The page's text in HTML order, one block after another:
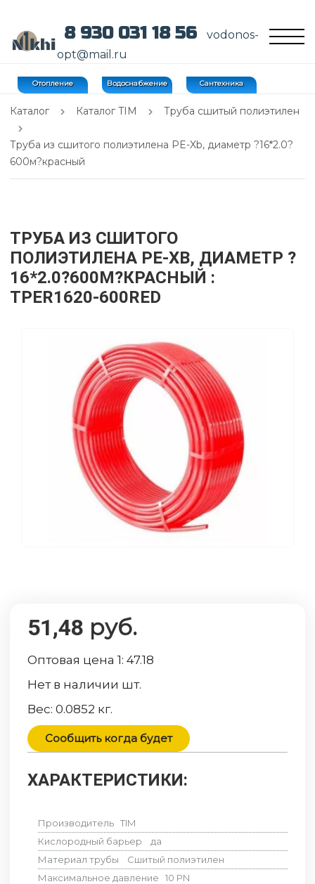
8 930 031 18 56
vodonos-
opt@mail.ru
Отопление Водоснабжение Сантехника
Каталог Каталог TIM Труба сшитый полиэтилен
Труба из сшитого полиэтилена PE-Xb, диаметр ?16*2.0?
600м?красный
ТРУБА ИЗ СШИТОГО
ПОЛИЭТИЛЕНА PE-XB, ДИАМЕТР ?
16*2.0?600М?КРАСНЫЙ :
TPER1620-600RED
51,48 руб.
Оптовая цена 1:47.18
Нет в наличии шт.
Вес:0.0852 кг.
Сообщить когда будет
ХАРАКТЕРИСТИКИ:
Производитель TIM
Кислородный барьер
да
Материал трубы
Сшитый полиэтилен
Максимальное давление
10 PN